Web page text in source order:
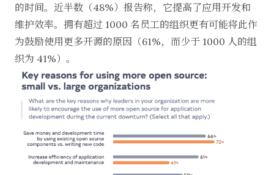
的时间。近半数（48%）报告称，它提高了应用开发和
维护效率。拥有超过 1000 名员工的组织更有可能将此作
为鼓励使用更多开源的原因（61%，而少于 1000 人的组
织为 41%）。